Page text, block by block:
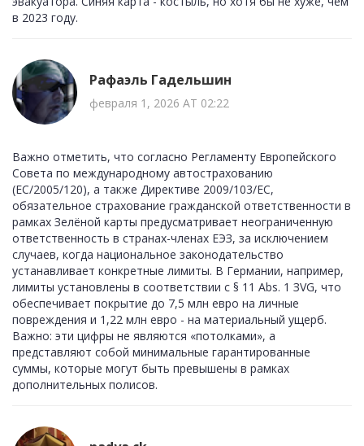
в 2023 году.
Рафаэль Гадельшин
февраля 1, 2026 AT 02:22
Важно отметить, что согласно Регламенту Европейского
Совета по международному автострахованию
(EC/2005/120), а также Директиве 2009/103/ЕС,
обязательное страхование гражданской ответственности в
рамках Зелёной карты предусматривает неограниченную
ответственность в странах-членах ЕЭЗ, за исключением
случаев, когда национальное законодательство
устанавливает конкретные лимиты. В Германии, например,
лимиты установлены в соответствии с § 11 Abs. 1 ЗVG, что
обеспечивает покрытие до 7,5 млн евро на личные
повреждения и 1,22 млн евро - на материальный ущерб.
Важно: эти цифры не являются «потолками», а
представляют собой минимальные гарантированные
суммы, которые могут быть превышены в рамках
дополнительных полисов.